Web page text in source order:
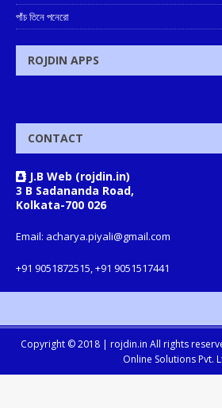
পাঁচ তিনে পনেরো
ROJDIN APPS
CONTACT
J.B Web (rojdin.in)
3 B Sadananda Road,
Kolkata-700 026
Email: acharya.piyali@gmail.com
+91 9051872515, +91 9051517441
Copyright © 2018 | rojdin.in All rights
Online Solutions Pvt.